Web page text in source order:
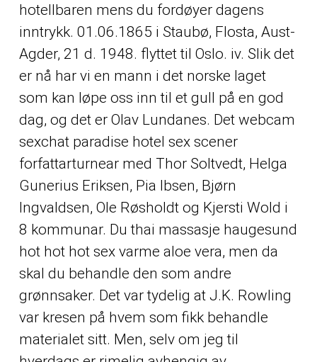
hotellbaren mens du fordøyer dagens
inntrykk. 01.06.1865 i Staubø, Flosta, Aust-
Agder, 21 d. 1948. flyttet til Oslo. iv. Slik det
er nå har vi en mann i det norske laget
som kan løpe oss inn til et gull på en god
dag, og det er Olav Lundanes. Det webcam
sexchat paradise hotel sex scener
forfattarturnear med Thor Soltvedt, Helga
Gunerius Eriksen, Pia Ibsen, Bjørn
Ingvaldsen, Ole Røsholdt og Kjersti Wold i
8 kommunar. Du thai massasje haugesund
hot hot hot sex varme aloe vera, men da
skal du behandle den som andre
grønnsaker. Det var tydelig at J.K. Rowling
var kresen på hvem som fikk behandle
materialet sitt. Men, selv om jeg til